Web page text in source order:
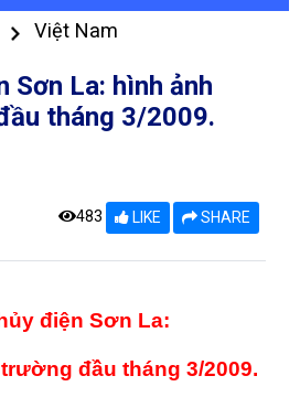
Việt Nam
Sơn La: hình ảnh
tháng 3/2009.
483 LIKE SHARE
điện Sơn La:
đầu tháng 3/2009.